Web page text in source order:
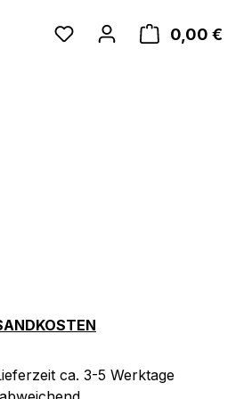
0,00 €
ca. 3-5 Werktage